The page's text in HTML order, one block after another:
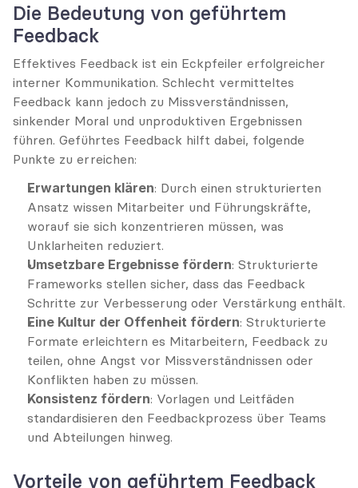
Die Bedeutung von geführtem
Feedback
Effektives Feedback ist ein Eckpfeiler erfolgreicher
interner Kommunikation. Schlecht vermitteltes
Feedback kann jedoch zu Missverständnissen,
sinkender Moral und unproduktiven Ergebnissen
führen. Geführtes Feedback hilft dabei, folgende
Punkte zu erreichen:
Erwartungen klären: Durch einen strukturierten
Ansatz wissen Mitarbeiter und Führungskräfte,
worauf sie sich konzentrieren müssen, was
Unklarheiten reduziert.
Umsetzbare Ergebnisse fördern: Strukturierte
Frameworks stellen sicher, dass das Feedback
Schritte zur Verbesserung oder Verstärkung enthält.
Eine Kultur der Offenheit fördern: Strukturierte
Formate erleichtern es Mitarbeitern, Feedback zu
teilen, ohne Angst vor Missverständnissen oder
Konflikten haben zu müssen.
Konsistenz fördern: Vorlagen und Leitfäden
standardisieren den Feedbackprozess über Teams
und Abteilungen hinweg.
Vorteile von geführtem Feedback